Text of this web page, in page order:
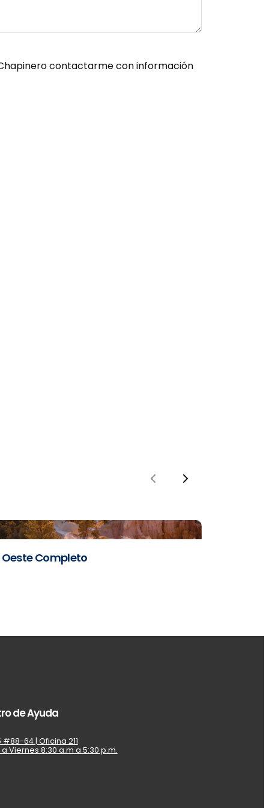
contactarme con información
Previous
Next
Oeste Completo
de Ayuda
#88-64 | Oficina 211
a Viernes 8:30 a.m a 5:30 p.m.